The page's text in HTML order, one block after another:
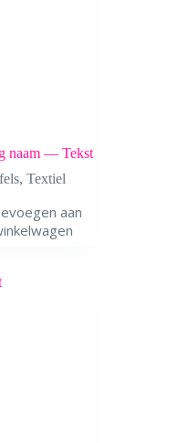
naam — Tekst
, Textiel
aan